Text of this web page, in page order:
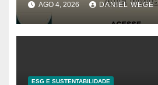
AGO 4, 2026 DANIEL WEGE
ESG E SUSTENTABILIDADE